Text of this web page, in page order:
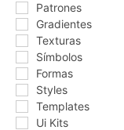
Patrones
Gradientes
Texturas
Símbolos
Formas
Styles
Templates
Ui Kits